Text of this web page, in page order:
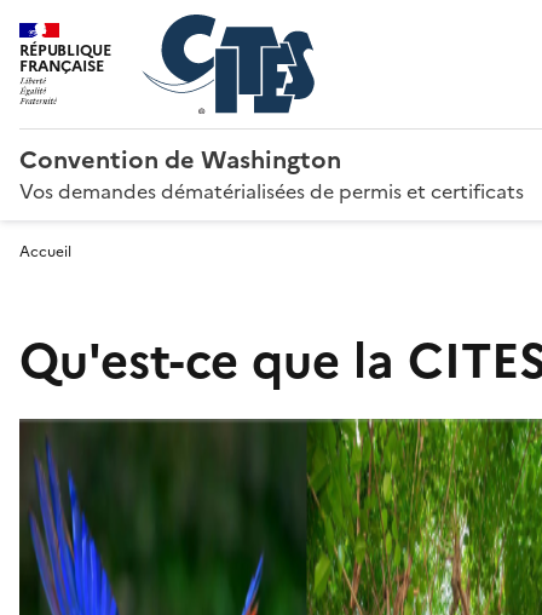
RÉPUBLIQUE
FRANÇAISE
Convention de Washington
Vos demandes dématérialisées de permis et certificats
Accueil
Qu'est-ce que la